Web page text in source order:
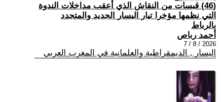
(46) قبسات من النقاش الذي أعقب مداخلات الندوة
التي نظمها مؤخرا تيار اليسار الجديد والمتجدد
بالرباط
أحمد رباص
2026 / 8 / 7
اليسار , الديمقراطية والعلمانية في المغرب العربي